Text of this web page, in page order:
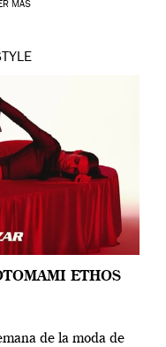
MÁS
ETHOS
de la moda de